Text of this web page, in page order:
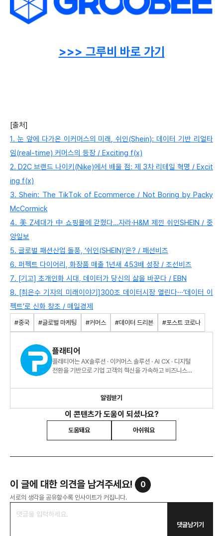
>>> 그루비 바로 가기
[출처]
1. 눈 앞에 다가온 이커머스의 미래, 쉬인(Shein): 데이터 기반 리얼타
임(real-time) 커머스의 등장 / Exciting f(x)
2. D2C 브랜드 나이키(Nike)에서 배울 점: 제 3차 리테일 혁명 / Excit
ing f(x)
3. Shein: The TikTok of Ecommerce / Not Boring by Packy
McCormick
4. 美 Z세대가 中 쇼핑몰에 갇혔다…자라·H&M 제낀 쉬인SHEIN / 중
앙일보
5. 글로벌 패션산업 돌풍, ‘쉬인(SHEIN)’은? / 패션비즈
6. 퍼펙트 다이어리, 화장품 매출 1년새 453배 성장 / 조선비즈
7. [기고] 초개인화 시대, 데이터가 당신의 삶을 바꾼다 / EBN
8. [최은수 기자의 미래이야기]300조 데이터시장 열린다···‘데이터 이
펙트’로 신화 창조 / 매일경제
#중국 #글로벌 마케팅 #커머스 #데이터 드리븐 #포스트 코로나
플래티어
플래티어는 AX솔루션 · 이커머스 솔루션 · AI CX · 디지털
전환을 기반으로 기업 고객의 혁신을 가속하고 비즈니스
알림받기
이 콘텐츠가 도움이 되셨나요?
도움돼요 아쉬워요
이 글에 대한 의견을 남겨주세요! 0
서로의 생각을 공유할수록 인사이트가 커집니다.
댓글남기기